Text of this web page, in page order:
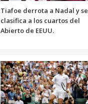
Tiafoe derrota a Nadal y se
clasifica a los cuartos del
Abierto de EEUU.